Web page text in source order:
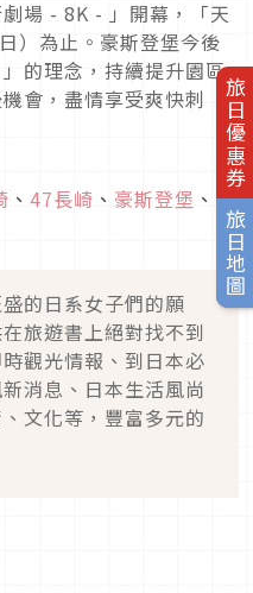
旅日優惠券
旅日地圖
場 - 8K - 」開幕，「天
）為止。豪斯登堡今後
的理念，持續提升園區
會，盡情享受爽快刺
、 47長崎 、 豪斯登堡 、
的日系女子們的願
旅遊書上絕對找不到
觀光情報、到日本必
消息、日本生活風尚
文化等，豐富多元的